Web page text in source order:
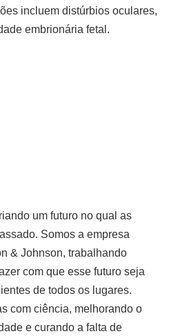
incluem distúrbios oculares,
embrionária fetal.
um futuro no qual as
Somos a empresa
& Johnson, trabalhando
com que esse futuro seja
de todos os lugares.
com ciência, melhorando o
e curando a falta de